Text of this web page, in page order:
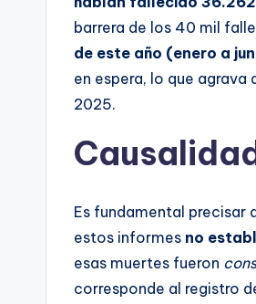
barrera de los 40 mil
de este año (enero a
en espera, lo que
2025.
Es fundamental precisar
estos informes no
esas muertes fueron
corresponde al registro